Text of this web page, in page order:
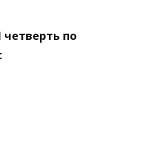
четверть по